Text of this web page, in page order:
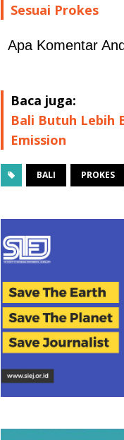
Sesuai Prokes
Apa Komentar
Baca juga:
Bali Butuh Lebih
Emission
BALI PROKES